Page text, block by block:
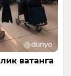
ватанга